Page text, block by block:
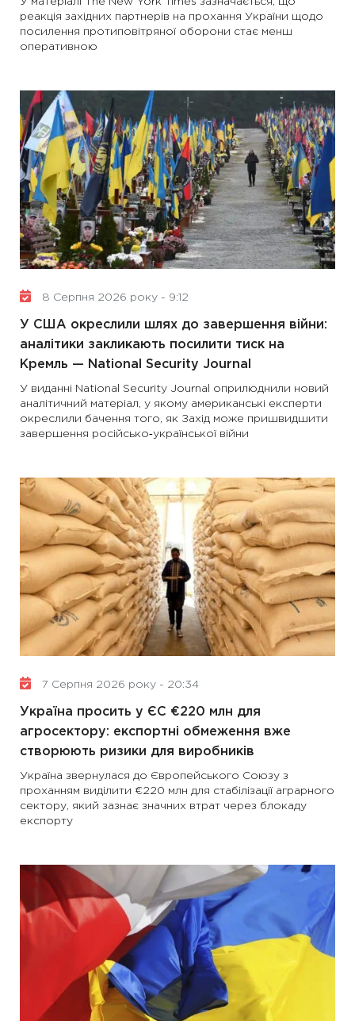
реакція західних партнерів на прохання України щодо
посилення протиповітряної оборони стає менш
оперативною
8 Серпня 2026 року - 9:12
У США окреслили шлях до завершення війни:
аналітики закликають посилити тиск на
Кремль — National Security Journal
У виданні National Security Journal оприлюднили новий
аналітичний матеріал, у якому американські експерти
окреслили бачення того, як Захід може пришвидшити
завершення російсько‑української війни
7 Серпня 2026 року - 20:34
Україна просить у ЄС €220 млн для
агросектору: експортні обмеження вже
створюють ризики для виробників
Україна звернулася до Європейського Союзу з
проханням виділити €220 млн для стабілізації аграрного
сектору, який зазнає значних втрат через блокаду
експорту